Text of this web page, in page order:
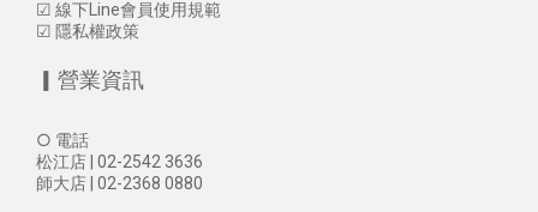
☑ 線下Line會員使用規範
☑ 隱私權政策
▎營業資訊
○ 電話
松江店 | 02-2542 3636
師大店 | 02-2368 0880